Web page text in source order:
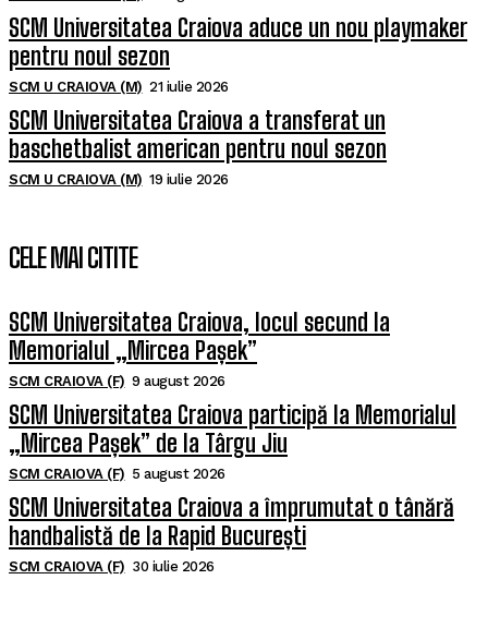
SCM Universitatea Craiova aduce un nou playmaker
pentru noul sezon
SCM U CRAIOVA (M) 21 iulie 2026
SCM Universitatea Craiova a transferat un
baschetbalist american pentru noul sezon
SCM U CRAIOVA (M) 19 iulie 2026
CELE MAI CITITE
SCM Universitatea Craiova, locul secund la
Memorialul „Mircea Pașek”
SCM CRAIOVA (F) 9 august 2026
SCM Universitatea Craiova participă la Memorialul
„Mircea Pașek” de la Târgu Jiu
SCM CRAIOVA (F) 5 august 2026
SCM Universitatea Craiova a împrumutat o tânără
handbalistă de la Rapid București
SCM CRAIOVA (F) 30 iulie 2026